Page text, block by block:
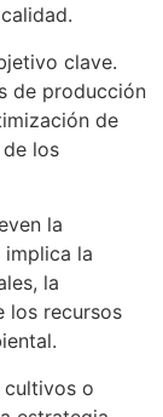
clave.
de producción
de
los
la
la
la
los recursos
o